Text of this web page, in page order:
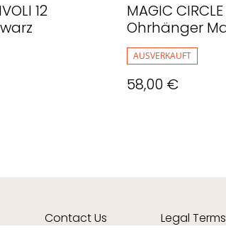
12
MAGIC
Ohrhänger
Blau
AUSVERKAUFT
58,00 €
Contact Us Legal Terms